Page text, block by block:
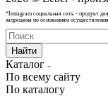
*Instagram cоциальная сеть - продукт
запрещена по основаниям
Найти
Каталог
По всему сайту
По каталогу